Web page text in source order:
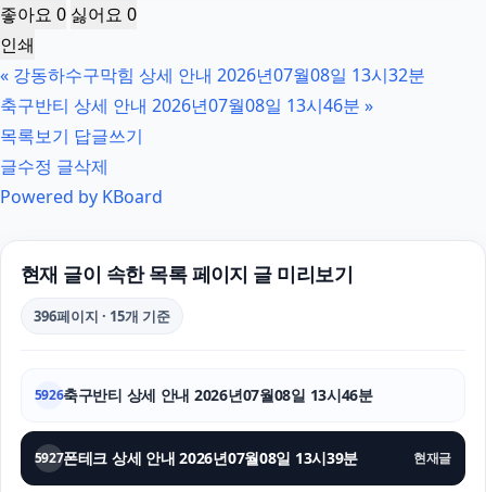
서울이혼전문변호사
개인회생대출
마약변호사
하수구막힘
도지티켓
좋아요 0 싫어요 0
인쇄
« 강동하수구막힘 상세 안내 2026년07월08일 13시32분
축구반티 상세 안내 2026년07월08일 13시46분 »
목록보기 답글쓰기
글수정 글삭제
Powered by KBoard
현재 글이 속한 목록 페이지 글 미리보기
396페이지 · 15개 기준
5926축구반티 상세 안내 2026년07월08일 13시46분
5927폰테크 상세 안내 2026년07월08일 13시39분 현재글